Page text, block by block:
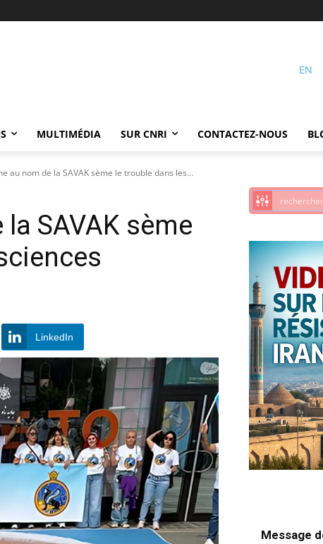
EN
MULTIMÉDIA SUR CNRI CONTACTEZ-NOUS
au nom de la SAVAK sème le trouble dans les...
SAVAK sème
LinkedIn
Message